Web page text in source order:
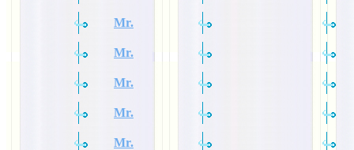
Mr.
Mr.
Mr.
Mr.
Mr.